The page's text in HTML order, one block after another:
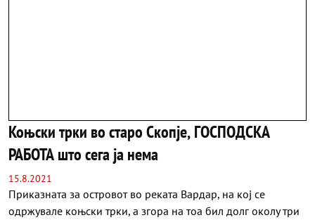
Коњски трки во старо Скопје, ГОСПОДСКА
РАБОТА што сега ја нема
15.8.2021
Приказната за островот во реката Вардар, на кој се
одржувале коњски трки, а згора на тоа бил долг околу три